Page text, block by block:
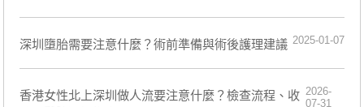
深圳墮胎需要注意什麼？術前準備與術後護理建議 2025-01-07
香港女性北上深圳做人流要注意什麼？檢查流程、收 2026-
07-31